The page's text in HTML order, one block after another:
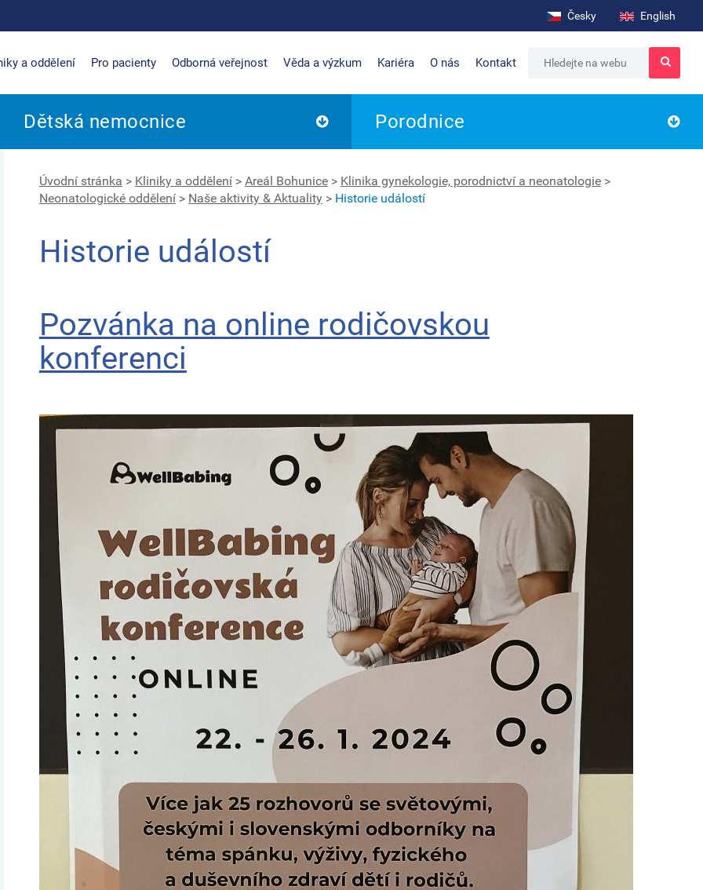
Česky English
a oddělení Pro pacienty Odborná veřejnost Věda a výzkum Kariéra O nás Kontakt
Dětská nemocnice Porodnice
Úvodní stránka > Kliniky a oddělení> Areál Bohunice> Klinika gynekologie, porodnictví a neonatologie>
Neonatologické oddělení> Naše aktivity & Aktuality> Historie událostí
Historie událostí
Pozvánka na online rodičovskou
konferenci